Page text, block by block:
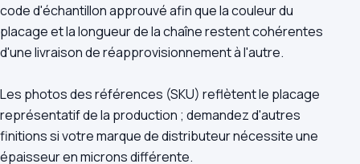
code d'échantillon approuvé afin que la couleur du
placage et la longueur de la chaîne restent cohérentes
d'une livraison de réapprovisionnement à l'autre.
Les photos des références (SKU) reflètent le placage
représentatif de la production ; demandez d'autres
finitions si votre marque de distributeur nécessite une
épaisseur en microns différente.